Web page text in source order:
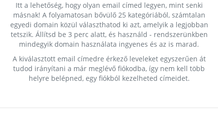
Itt a lehetőség, hogy olyan email címed legyen, mint senki
másnak! A folyamatosan bővülő 25 kategóriából, számtalan
egyedi domain közül választhatod ki azt, amelyik a legjobban
tetszik. Állítsd be 3 perc alatt, és használd - rendszerünkben
mindegyik domain használata ingyenes és az is marad.
A kiválasztott email címedre érkező leveleket egyszerűen át
tudod irányítani a már meglévő fiókodba, így nem kell több
helyre belépned, egy fiókból kezelheted címeidet.